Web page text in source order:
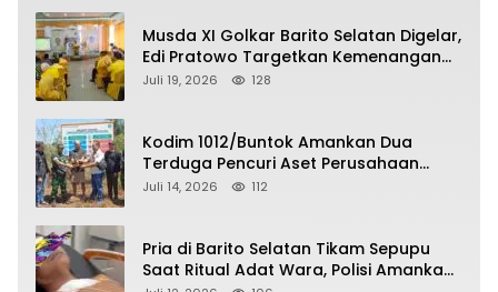
Musda XI Golkar Barito Selatan Digelar,
Edi Pratowo Targetkan Kemenangan
Partai pada Pemilu Mendatang
Juli 19, 2026 128
Kodim 1012/Buntok Amankan Dua
Terduga Pencuri Aset Perusahaan
Sitaan Satgas PKH, Satu Paket Diduga
Juli 14, 2026 112
Pria di Barito Selatan Tikam Sepupu
Saat Ritual Adat Wara, Polisi Amankan